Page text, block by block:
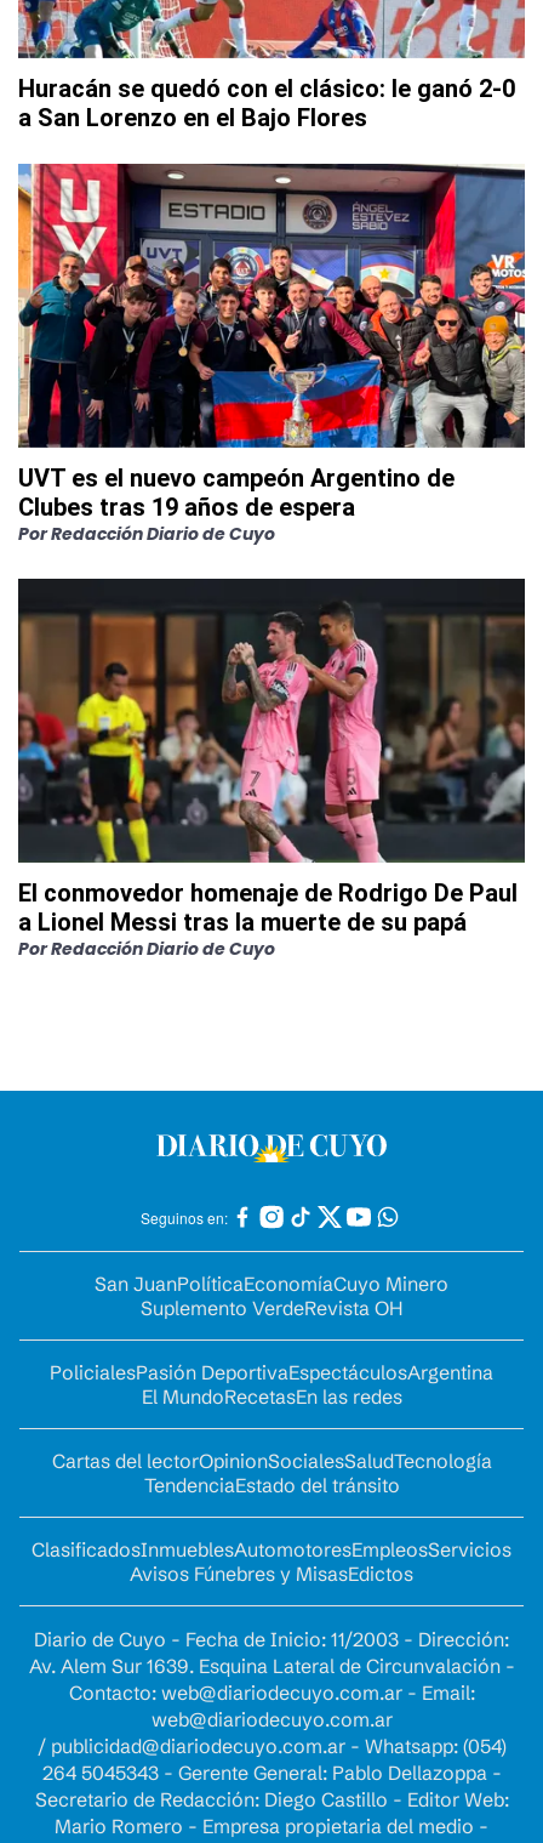
Huracán se quedó con el clásico: le ganó 2-0
a San Lorenzo en el Bajo Flores
UVT es el nuevo campeón Argentino de
Clubes tras 19 años de espera
PorRedacción Diario de Cuyo
El conmovedor homenaje de Rodrigo De Paul
a Lionel Messi tras la muerte de su papá
PorRedacción Diario de Cuyo
Seguinos en:
San JuanPolíticaEconomíaCuyo Minero
Suplemento VerdeRevista OH
PolicialesPasión DeportivaEspectáculosArgentina
El MundoRecetasEn las redes
Cartas del lectorOpinionSocialesSaludTecnología
TendenciaEstado del tránsito
ClasificadosInmueblesAutomotoresEmpleosServicios
Avisos Fúnebres y MisasEdictos
Diario de Cuyo - Fecha de Inicio: 11/2003 - Dirección:
Av. Alem Sur 1639. Esquina Lateral de Circunvalación -
Contacto: web@diariodecuyo.com.ar- Email:
web@diariodecuyo.com.ar
/ publicidad@diariodecuyo.com.ar- Whatsapp: (054)
264 5045343 - Gerente General: Pablo Dellazoppa -
Secretario de Redacción: Diego Castillo - Editor Web:
Mario Romero - Empresa propietaria del medio -